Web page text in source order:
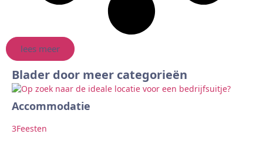
lees meer
Blader door meer categorieën
Accommodatie
3Feesten